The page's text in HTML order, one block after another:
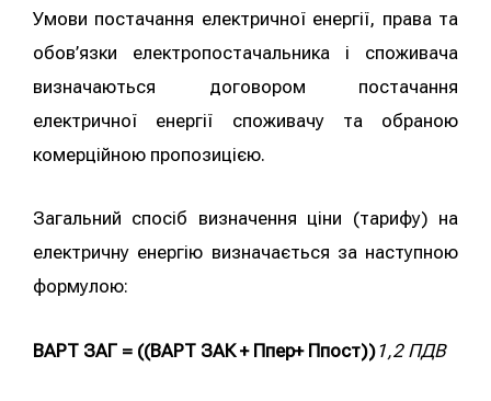
Умови постачання електричної енергії, права та
обов’язки електропостачальника і споживача
визначаються договором постачання
електричної енергії споживачу та обраною
комерційною пропозицією.
Загальний спосіб визначення ціни (тарифу) на
електричну енергію визначається за наступною
формулою:
ВАРТ ЗАГ = ((ВАРТ ЗАК + Ппер+ Ппост))1,2 ПДВ